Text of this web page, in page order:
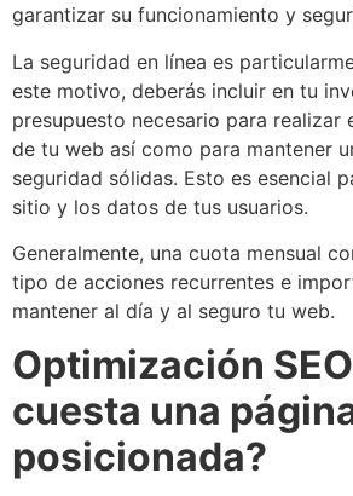
garantizar su funcionamiento y
La seguridad en línea es
este motivo, deberás incluir en tu
presupuesto necesario para realizar
de tu web así como para mantener
seguridad sólidas. Esto es esencial
sitio y los datos de tus usuarios.
Generalmente, una cuota mensual
tipo de acciones recurrentes e
mantener al día y al seguro tu web.
Optimización
cuesta una
posicionada?